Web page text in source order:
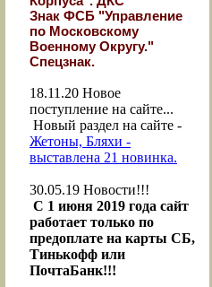
Знак ФСБ "Управление
по Московскому
Военному Округу."
Спецзнак.
18.11.20 Новое
поступление на сайте...
Новый раздел на сайте -
Жетоны, Бляхи -
выставлена 21 новинка.
30.05.19 Новости!!!
С 1 июня 2019 года сайт
работает только по
предоплате на карты СБ,
Тинькофф или
ПочтаБанк!!!